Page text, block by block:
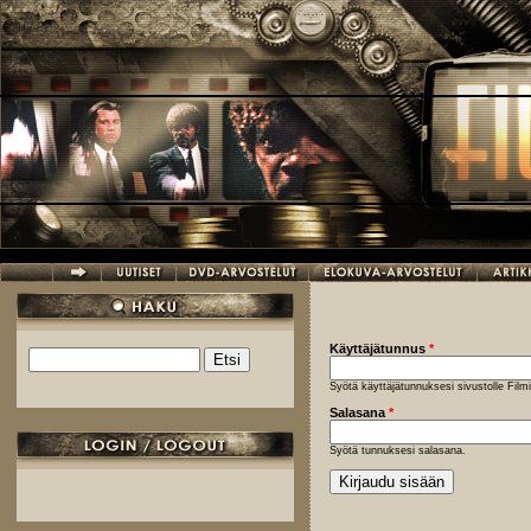
Hyppää pääsisältöön
Hakulomake
Käyttäjätunnus *
Syötä käyttäjätunnuksesi sivustolle
Salasana *
Syötä tunnuksesi salasana.